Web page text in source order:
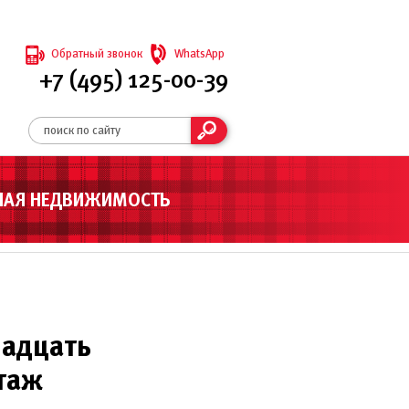
Обратный звонок WhatsApp
+7 (495) 125-00-39
НЕДВИЖИМОСТЬ